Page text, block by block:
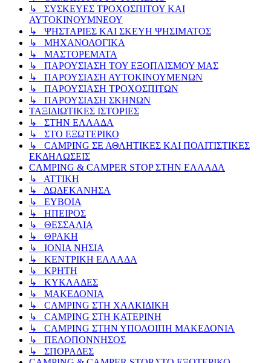
↳ ΣΥΣΚΕΥΕΣ ΤΡΟΧΟΣΠΙΤΟΥ ΚΑΙ
ΑΥΤΟΚΙΝΟΥΜΝΕΟΥ
↳ ΨΗΣΤΑΡΙΕΣ ΚΑΙ ΣΚΕΥΗ ΨΗΣΙΜΑΤΟΣ
↳ ΜΗΧΑΝΟΛΟΓΙΚΑ
↳ ΜΑΣΤΟΡΕΜΑΤΑ
↳ ΠΑΡΟΥΣΙΑΣΗ ΤΟΥ ΕΞΟΠΛΙΣΜΟΥ ΜΑΣ
↳ ΠΑΡΟΥΣΙΑΣΗ ΑΥΤΟΚΙΝΟΥΜΕΝΩΝ
↳ ΠΑΡΟΥΣΙΑΣΗ ΤΡΟΧΟΣΠΙΤΩΝ
↳ ΠΑΡΟΥΣΙΑΣΗ ΣΚΗΝΩΝ
ΤΑΞΙΔΙΩΤΙΚΕΣ ΙΣΤΟΡΙΕΣ
↳ ΣΤΗΝ ΕΛΛΑΔΑ
↳ ΣΤΟ ΕΞΩΤΕΡΙΚΟ
↳ CAMPING ΣΕ ΑΘΛΗΤΙΚΕΣ ΚΑΙ ΠΟΛΙΤΙΣΤΙΚΕΣ
ΕΚΔΗΛΩΣΕΙΣ
CAMPING & CAMPER STOP ΣΤΗN ΕΛΛΑΔΑ
↳ ΑΤΤΙΚΗ
↳ ΔΩΔΕΚΑΝΗΣΑ
↳ ΕΥΒΟΙΑ
↳ ΗΠΕΙΡΟΣ
↳ ΘΕΣΣΑΛΙΑ
↳ ΘΡΑΚΗ
↳ ΙΟΝΙΑ ΝΗΣΙΑ
↳ ΚΕΝΤΡΙΚΗ ΕΛΛΑΔΑ
↳ ΚΡΗΤΗ
↳ ΚΥΚΛΑΔΕΣ
↳ ΜΑΚΕΔΟΝΙΑ
↳ CAMPING ΣΤΗ ΧΑΛΚΙΔΙΚΗ
↳ CAMPING ΣΤΗ ΚΑΤΕΡΙΝΗ
↳ CAMPING ΣΤΗΝ ΥΠΟΛΟΙΠΗ ΜΑΚΕΔΟΝΙΑ
↳ ΠΕΛΟΠΟΝΝΗΣΟΣ
↳ ΣΠΟΡΑΔΕΣ